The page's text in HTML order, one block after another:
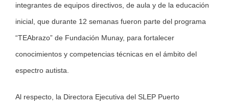
integrantes de equipos directivos, de aula y de la educación
inicial, que durante 12 semanas fueron parte del programa
“TEAbrazo” de Fundación Munay, para fortalecer
conocimientos y competencias técnicas en el ámbito del
espectro autista.
Al respecto, la Directora Ejecutiva del SLEP Puerto